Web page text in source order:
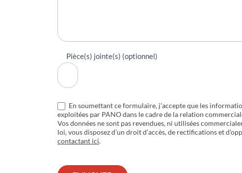
Pièce(s) jointe(s) (optionnel)
En soumettant ce formulaire, j’accepte que les
exploitées par PANO dans le cadre de la relation
Vos données ne sont pas revendues, ni utilisées
loi, vous disposez d’un droit d’accès, de rectifications et
contactant ici.